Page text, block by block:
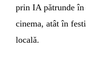
prin IA pătrunde
cinema, atât în
locală.